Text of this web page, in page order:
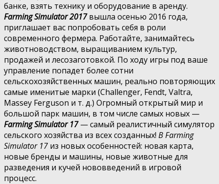
банке, взять технику и оборудование в аренду.
Farming Simulator 2017вышла осенью 2016 года,
приглашает вас попробовать себя в роли
современного фермера. Работайте, занимайтесь
животноводством, выращиванием культур,
продажей и лесозаготовкой. По ходу игры под ваше
управление попадет более сотни
сельскохозяйственных машин, реально повторяющих
самые именитые марки (Challenger, Fendt, Valtra,
Massey Ferguson и т. д.) Огромный открытый мир и
большой парк машин, в том числе самых новых —
Farming Simulator 17 — самый реалистичный симулятор
сельского хозяйства из всех созданных! В Farming
Simulator 17 из новых особенностей: новая карта,
новые бренды и машины, новые животные для
разведения и кучей нововведений в игровой
процесс.